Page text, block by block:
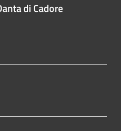
di Cadore